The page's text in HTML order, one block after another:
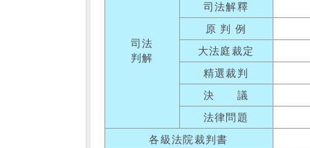
司法
判解
司法解釋
原 判 例
大法庭裁定
精選裁判
決 議
法律問題
各級法院裁判書